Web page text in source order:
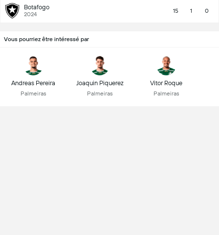
Botafogo
2024 15 1 0
Vous pourriez être intéressé par
Andreas Pereira
Palmeiras
Joaquin Piquerez
Palmeiras
Vitor Roque
Palmeiras